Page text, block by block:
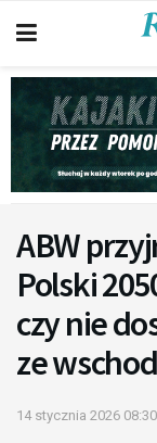
ABW
Polski
czy nie
ze
14 stycznia 2026 08:30